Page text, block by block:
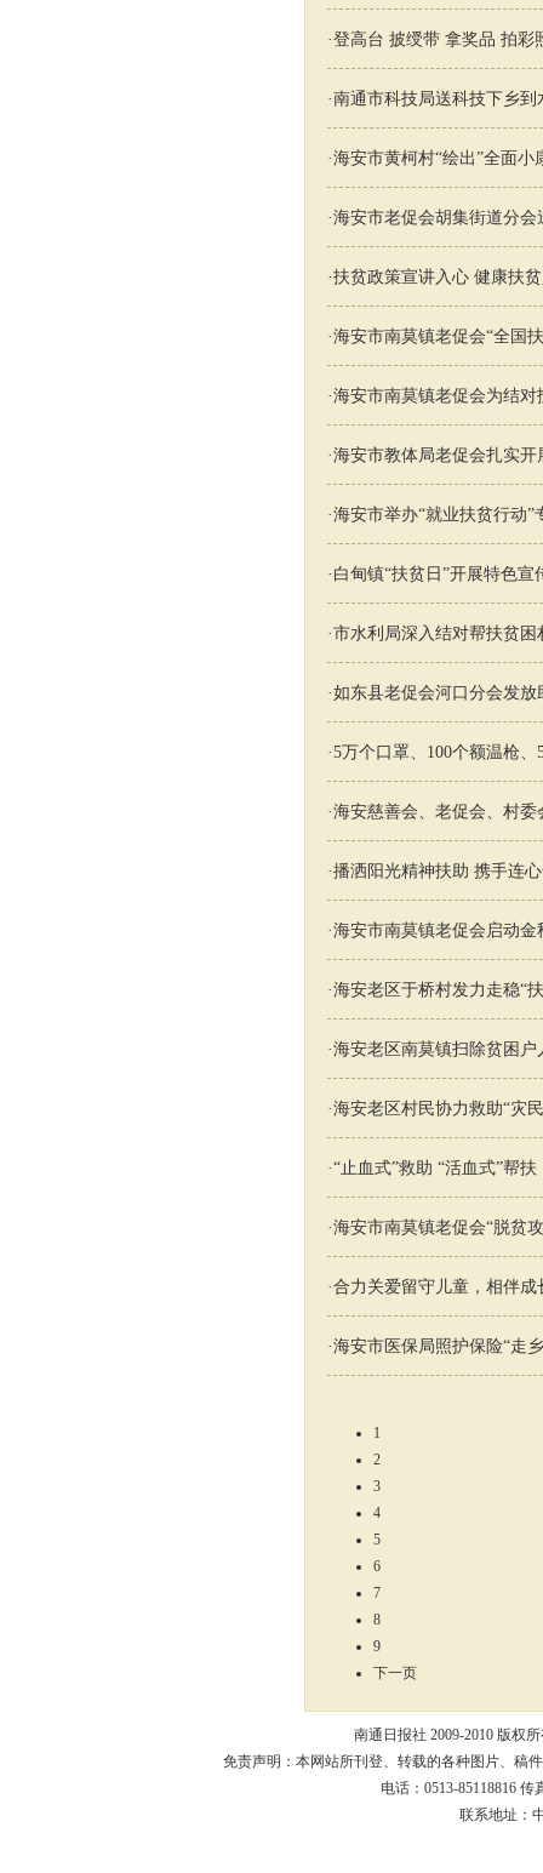
·登高台 披绶带 拿奖品 拍彩
·南通市科技局送科技下乡到
·海安市黄柯村“绘出”全面小
·海安市老促会胡集街道分
·扶贫政策宣讲入心 健康扶
·海安市南莫镇老促会“全国
·海安市南莫镇老促会为结
·海安市教体局老促会扎实开
·海安市举办“就业扶贫行动”
· 白甸镇“扶贫日”开展特色宣
·市水利局深入结对帮扶贫
·如东县老促会河口分会发放
·5万个口罩、100个额温枪、
·海安慈善会、老促会、村
·播洒阳光精神扶助 携手连
·海安市南莫镇老促会启动金
·海安老区于桥村发力走稳“
·海安老区南莫镇扫除贫困户
·海安老区村民协力救助“灾
·“止血式”救助 “活血式”帮扶
·海安市南莫镇老促会“脱贫
·合力关爱留守儿童，相伴成
·海安市医保局照护保险“走
1
2
3
4
5
6
7
8
9
下一页
南通日报社 2009-2010 版权
免责声明：本网站所刊登、转载的各种图片、稿
电话：0513-85118816 传
联系地址：